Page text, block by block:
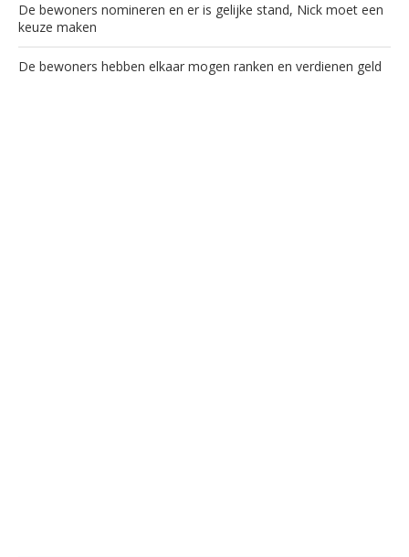
De bewoners nomineren en er is gelijke stand, Nick moet een
keuze maken
De bewoners hebben elkaar mogen ranken en verdienen geld